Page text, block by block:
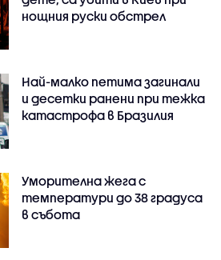
нощния руски обстрел
Най-малко петима загинали
и десетки ранени при тежка
катастрофа в Бразилия
Уморителна жега с
температури до 38 градуса
в събота